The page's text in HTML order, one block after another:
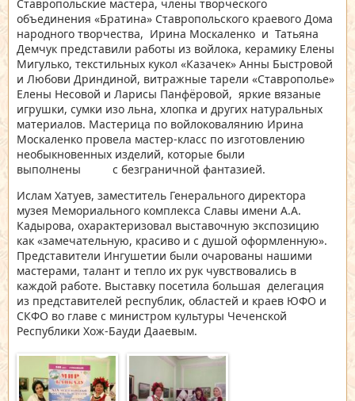
Ставропольские мастера, члены творческого
объединения «Братина» Ставропольского краевого Дома
народного творчества, Ирина Москаленко и Татьяна
Демчук представили работы из войлока, керамику Елены
Мигулько, текстильных кукол «Казачек» Анны Быстровой
и Любови Дриндиной, витражные тарели «Ставрополье»
Елены Несовой и Ларисы Панфёровой, яркие вязаные
игрушки, сумки изо льна, хлопка и других натуральных
материалов. Мастерица по войлоковалянию Ирина
Москаленко провела мастер-класс по изготовлению
необыкновенных изделий, которые были
выполнены с безграничной фантазией.
Ислам Хатуев, заместитель Генерального директора
музея Мемориального комплекса Славы имени А.А.
Кадырова, охарактеризовал выставочную экспозицию
как «замечательную, красиво и с душой оформленную».
Представители Ингушетии были очарованы нашими
мастерами, талант и тепло их рук чувствовались в
каждой работе. Выставку посетила большая делегация
из представителей республик, областей и краев ЮФО и
СКФО во главе с министром культуры Чеченской
Республики Хож-Бауди Дааевым.